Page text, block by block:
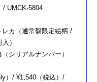
/ UMCK-5804
レカ（通常盤限定絵柄 /
）
シリアルナンバー）
）/ ¥1,540（税込）/